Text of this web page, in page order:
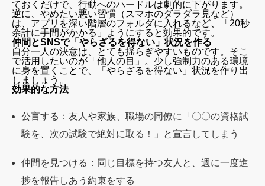
ておくだけで、行動へのハードルは劇的に下がります。
逆に、やめたい悪い習慣（スマホのダラダラ見など）
は、アプリを深い階層のフォルダに入れるなど、「20秒
余計に手間がかかる」ようにすると効果的です。
仲間とSNSで「やらざるを得ない」状況を作る
自分一人の決意は、とても揺らぎやすいものです。そこ
で活用したいのが「他人の目」。少し強制力のある環境
に身を置くことで、「やらざるを得ない」状況を作り出
しましょう。
効果的な方法
公言する：友人や家族、職場の同僚に「〇〇の資格試
験を、次の試験で絶対に取る！」と宣言してしまう
仲間を見つける：同じ目標を持つ友人と、週に一度進
捗を報告しあう約束をする